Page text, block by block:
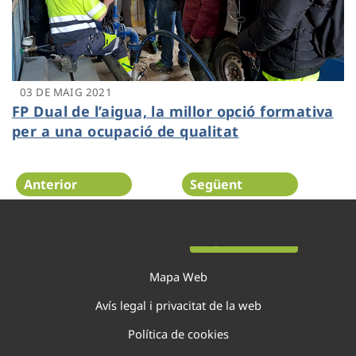
03 DE MAIG 2021
FP Dual de l’aigua, la millor opció formativa
per a una ocupació de qualitat
Anterior Següent
Mapa Web
Avís legal i privacitat de la web
Política de cookies